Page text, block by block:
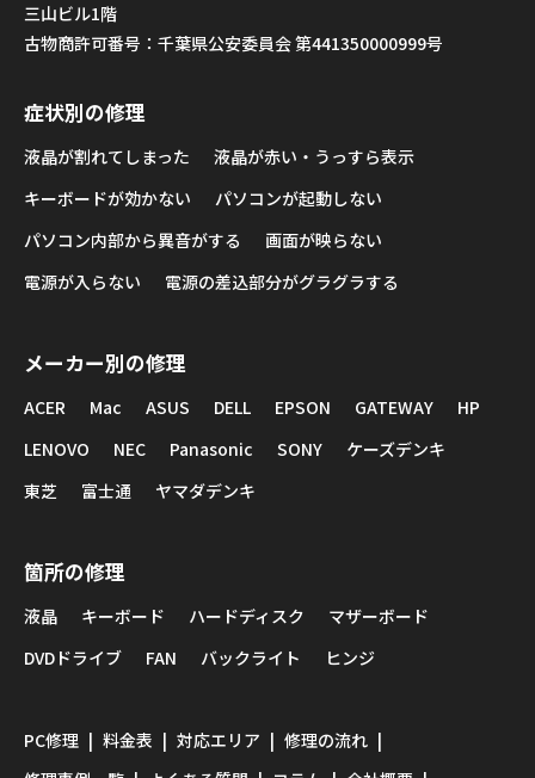
三山ビル1階
古物商許可番号：千葉県公安委員会 第441350000999号
症状別の修理
液晶が割れてしまった
液晶が赤い・うっすら表示
キーボードが効かない
パソコンが起動しない
パソコン内部から異音がする
画面が映らない
電源が入らない
電源の差込部分がグラグラする
メーカー別の修理
ACER Mac ASUS DELL EPSON GATEWAY
HP
LENOVO
NEC Panasonic SONY
ケーズデンキ
東芝
富士通 ヤマダデンキ
箇所の修理
液晶 キーボード ハードディスク
マザーボード
DVDドライブ
FAN バックライト ヒンジ
PC修理 料金表 対応エリア
修理の流れ